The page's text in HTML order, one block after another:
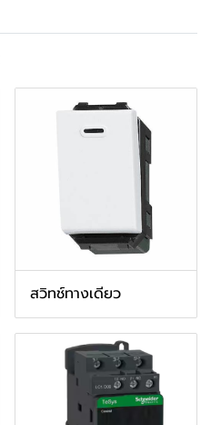
สวิทช์ทางเดียว